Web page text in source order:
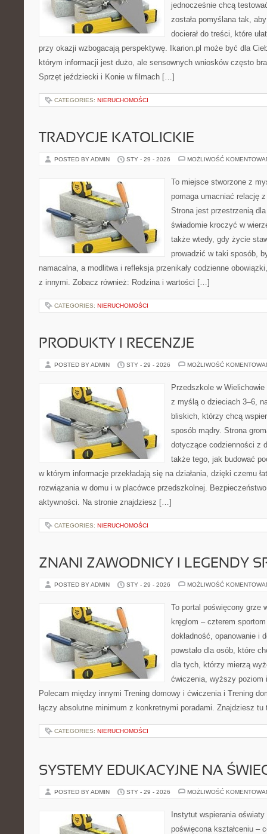
jednocześnie chcą
została pomyślana tak,
docierał do treści, które
przy okazji wzbogacają perspektywę. Ikarion.pl może być dla
którym informacji jest dużo, ale sensownych wniosków często
Sprzęt jeździecki i Konie w filmach […]
CATEGORIES: NIERUCHOMOŚCI
TRADYCJE KATOLICKIE
POSTED BY ADMIN STY - 29 - 2026 MOŻLIWOŚĆ
To miejsce stworzone z
pomaga umacniać relację
Strona jest przestrzenią
świadomie kroczyć w
także wtedy, gdy życie
prowadzić w taki sposób,
namacalna, a modlitwa i refleksja przenikały codzienne
z innymi. Zobacz również: Rodzina i wartości […]
CATEGORIES: NIERUCHOMOŚCI
PRODUKTY I RECENZJE
POSTED BY ADMIN STY - 29 - 2026 MOŻLIWOŚĆ
Przedszkole w
z myślą o dzieciach 3–6,
bliskich, którzy chcą
sposób mądry. Strona
dotyczące codzienności z
także tego, jak budować
w którym informacje przekładają się na działania, dzięki czemu
rozwiązania w domu i w placówce przedszkolnej.
aktywności. Na stronie znajdziesz […]
CATEGORIES: NIERUCHOMOŚCI
ZNANI ZAWODNICY I LEGENDY
POSTED BY ADMIN STY - 29 - 2026 MOŻLIWOŚĆ
To portal poświęcony grze
kręglom – czterem
dokładność, opanowanie i
powstało dla osób, które
dla tych, którzy mierzą
ćwiczenia, wyższy poziom
Polecam między innymi Trening domowy i ćwiczenia i Trening
łączy absolutne minimum z konkretnymi poradami. Znajdziesz
CATEGORIES: NIERUCHOMOŚCI
SYSTEMY EDUKACYJNE NA
POSTED BY ADMIN STY - 29 - 2026 MOŻLIWOŚĆ
Instytut wspierania
poświęcona kształceniu –